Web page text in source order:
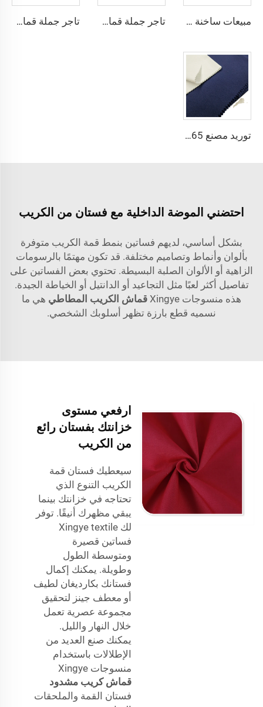
مبيعات ساخنة قماش الثوب العربي للألياف الدقيقة للرجال قماش بوليستر مجوف قماش toyobo قميص ثوب عربي تاجر جملة قماش الألياف الدقيقة للرجال قماش بوليستر مجوف قماش toyobo قميص ثوب عربي تاجر جملة قماش الثوب العربي للرجال قماش بوليستر مجوف قماش toyobo قميص ثوب عربي
توريد مصنع 65٪ بوليستر 35٪ قطن لبطانة الجينز النسيج المسطح TC TWILL ملون لنسيج جيوب الزي الرسمي
احتضني الموضة الداخلية مع فستان من الكريب
بشكل أساسي، لديهم فساتين بنمط قمة الكريب متوفرة
بألوان وأنماط وتصاميم مختلفة. قد تكون مهتمًا بالرسومات
الزاهية أو الألوان الصلبة البسيطة. تحتوي بعض الفساتين على
تفاصيل أكثر لعبًا مثل التجاعيد أو الدانتيل أو الخياطة الجيدة.
هذه منسوجات Xingye
قماش الكريب المطاطي هي ما
نسميه قطع بارزة تظهر أسلوبك الشخصي.
ارفعي مستوى
خزانتك بفستان رائع
من الكريب
سيعطيك فستان قمة
الكريب التنوع الذي
تحتاجه في خزانتك بينما
يبقي مظهرك أنيقًا. توفر
لك Xingye textile
فساتين قصيرة
ومتوسطة الطول
وطويلة. يمكنك إكمال
فستانك بكارديغان لطيف
أو معطف جينز لتحقيق
مجموعة عصرية تعمل
خلال النهار والليل.
يمكنك صنع العديد من
الإطلالات باستخدام
منسوجات Xingye
قماش كريب مشدود
فستان القمة والملحقات